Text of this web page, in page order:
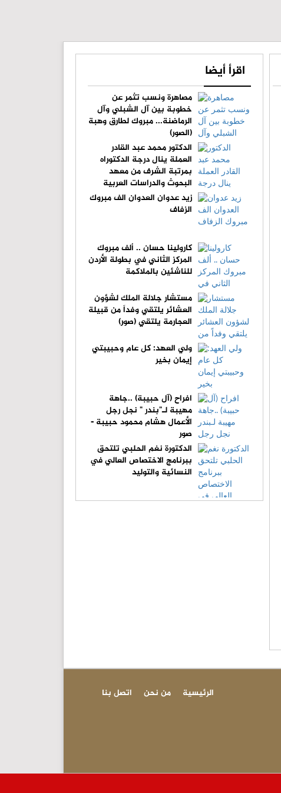
اقرأ أيضا
مصاهرة ونسب تثمر عن
خطوبة بين آل الشبلي وآل
الرماضنة... مبروك لطارق وهبة
(الصور)
الدكتور محمد عبد القادر
العملة ينال درجة الدكتوراه
بمرتبة الشرف من معهد
البحوث والدراسات العربية
زيد عدوان العدوان الف مبروك
الزفاف
كارولينا حسان .. ألف مبروك
المركز الثاني في بطولة الأردن
للناشئين بالملاكمة
مستشار جلالة الملك لشؤون
العشائر يلتقي وفداً من قبيلة
العجارمة يلتقي (صور)
ولي العهد: كل عام وحبيبتي
إيمان بخير
افراح (آل حبيبة) ..جاهة
مهيبة لـ"بندر " نجل رجل
الأعمال هشام محمود حبيبة -
صور
الدكتورة نغم الحلبي تلتحق
ببرنامج الاختصاص العالي في
النسائية والتوليد
اتصل بنا من نحن الرئيسية